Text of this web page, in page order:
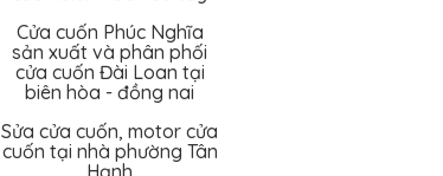
sản xuất và phân phối
cửa cuốn Đài Loan tại
biên hòa - đồng nai
cuốn tại nhà phường Tân
Hạnh